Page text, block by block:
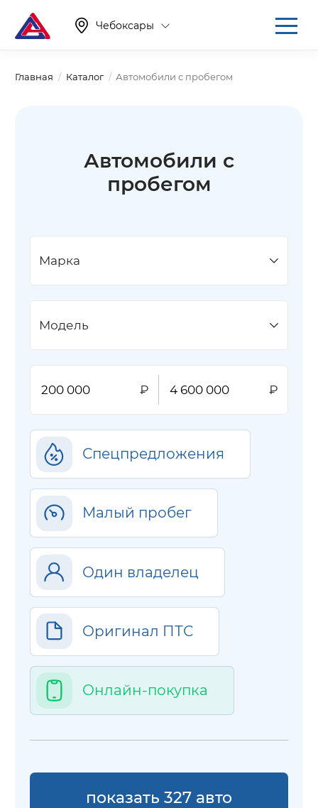
Чебоксары
Главная Каталог Автомобили с пробегом
Автомобили с
пробегом
Марка
Модель
Спецпредложения
Малый пробег
Один владелец
Оригинал ПТС
Онлайн-покупка
показать 327 авто